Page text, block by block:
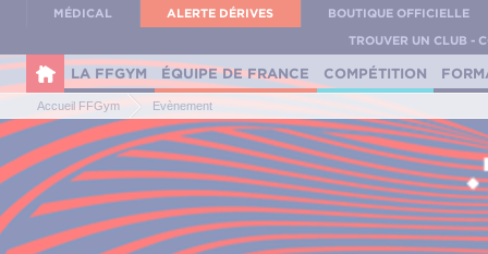
MÉDICAL ALERTE DÉRIVES BOUTIQUE OFFICIELLE
TROUVER UN CLUB -
LA FFGYM ÉQUIPE DE FRANCE COMPÉTITION
Accueil FFGym Evènement
Panneau de gestion des cookies